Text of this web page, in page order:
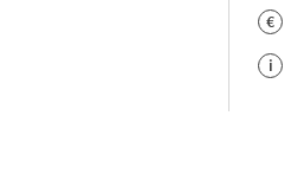
€
i